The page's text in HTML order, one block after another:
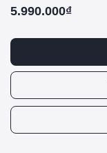
5.990.000₫